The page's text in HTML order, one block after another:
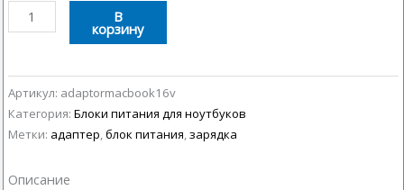
Количество
товара
питания
для
ноутбука
Apple
3.65A
В
корзину
Артикул: adaptormacbook16v
Категория: Блоки питания для ноутбуков
Метки: адаптер блок питания зарядка
Описание